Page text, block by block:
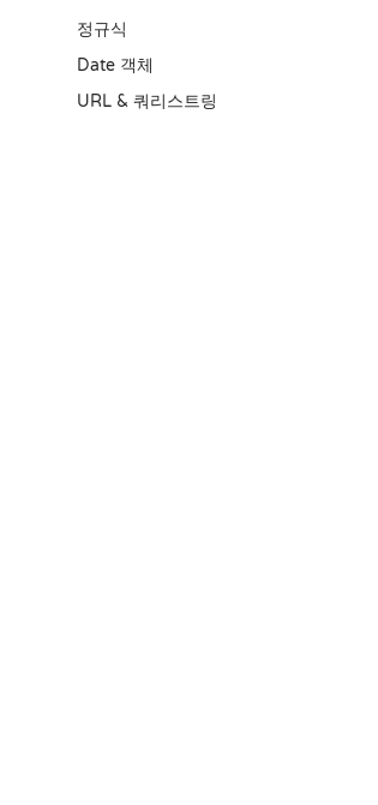
정규식
Date 객체
URL & 쿼리스트링